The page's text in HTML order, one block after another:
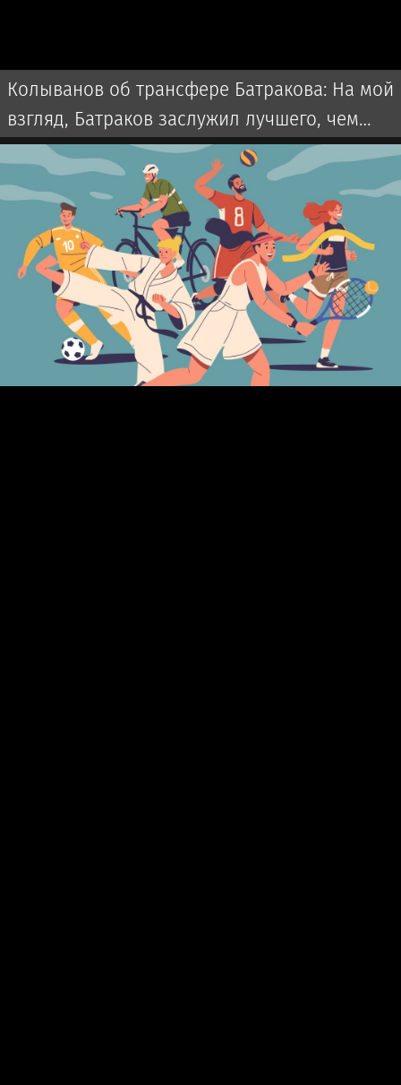
Колыванов об трансфере Батракова: На мой
взгляд, Батраков заслужил лучшего, чем
чемпионат Турции